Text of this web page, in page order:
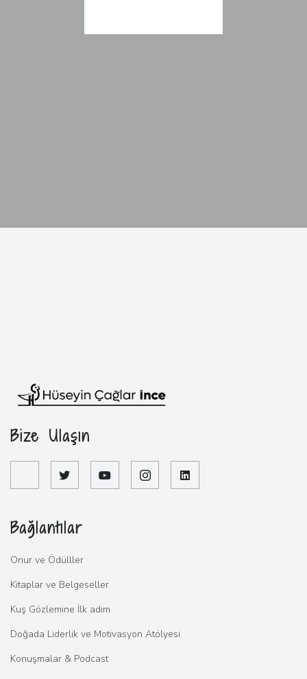
Bize Ulaşın
Bağlantılar
Onur ve Ödülller
Kitaplar ve Belgeseller
Kuş Gözlemine İlk adım
Doğada Liderlik ve Motivasyon Atölyesi
Konuşmalar & Podcast